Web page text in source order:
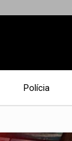
Polícia